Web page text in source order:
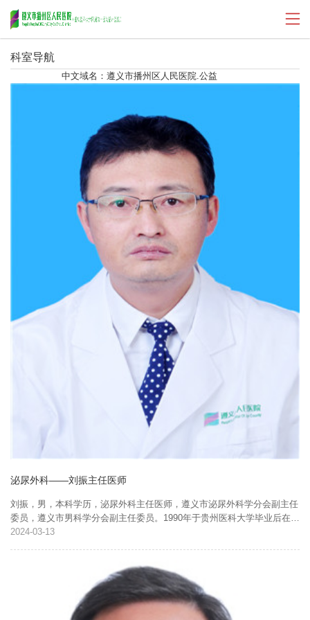
中文域名：遵义市播州区人民医院.公益
科室导航
泌尿外科——刘振主任医师
刘振，男，本科学历，泌尿外科主任医师，遵义市泌尿外科学分会副主任
委员，遵义市男科学分会副主任委员。1990年于贵州医科大学毕业后在遵
义市播州区人民医院工作至今，2005年带头组建遵义市播州区泌尿外科，
03-13
2024